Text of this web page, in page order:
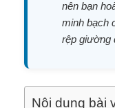
nên bạn
minh bạch
rệp giường
Nội dung bài